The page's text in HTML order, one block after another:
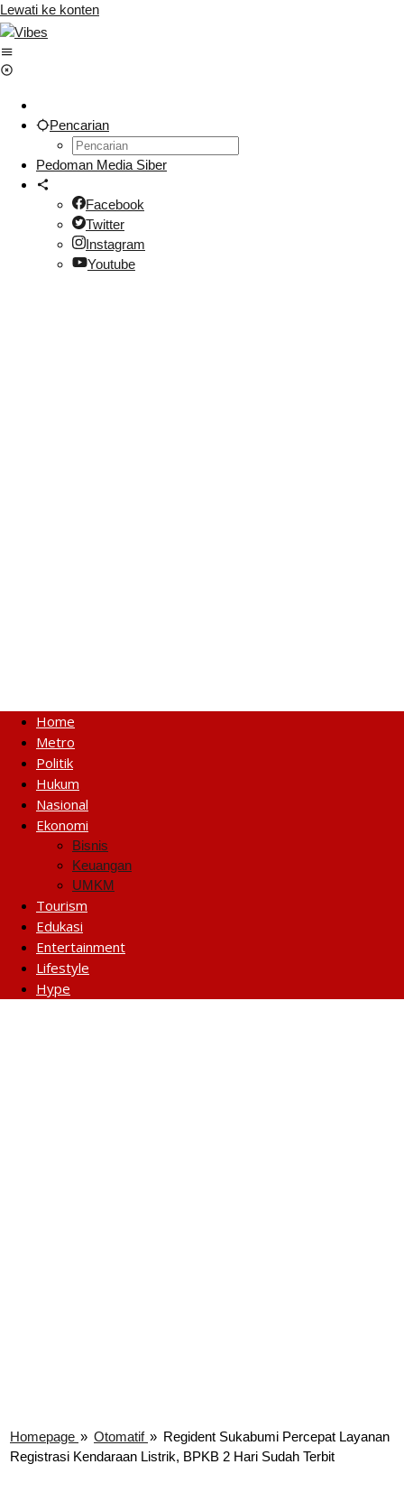
Lewati ke konten
Pencarian
Pedoman Media Siber
Facebook
Twitter
Instagram
Youtube
Home
Metro
Politik
Hukum
Nasional
Ekonomi
Bisnis
Keuangan
UMKM
Tourism
Edukasi
Entertainment
Lifestyle
Hype
Homepage » Otomatif » Regident Sukabumi Percepat Layanan
Registrasi Kendaraan Listrik, BPKB 2 Hari Sudah Terbit